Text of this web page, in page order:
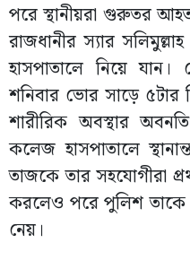
পরে স্থানীয়রা গুরুতর
রাজধানীর স্যার
হাসপাতালে নিয়ে যান।
শনিবার ভোর সাড়ে ৫টার
শারীরিক অবস্থার
কলেজ হাসপাতালে
তাজকে তার সহযোগীরা
করলেও পরে পুলিশ তাকে
নেয়।